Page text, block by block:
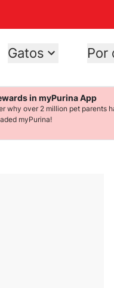
Gatos Por
in myPurina App
why over 2 million pet parents
myPurina!